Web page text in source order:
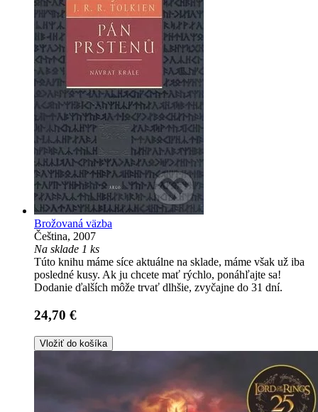
Brožovaná väzba
Čeština, 2007
Na sklade 1 ks
Túto knihu máme síce aktuálne na sklade, máme však už iba
posledné kusy. Ak ju chcete mať rýchlo, ponáhľajte sa!
Dodanie ďalších môže trvať dlhšie, zvyčajne do 31 dní.
24,70 €
Vložiť do košíka